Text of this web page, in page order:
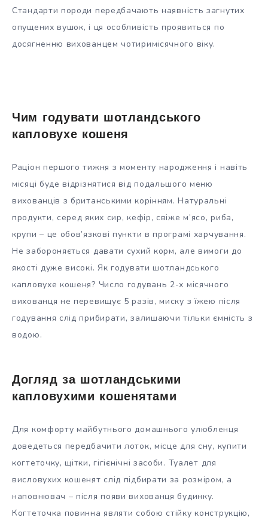
Стандарти породи передбачають наявність загнутих
опущених вушок, і ця особливість проявиться по
досягненню вихованцем чотиримісячного віку.
Чим годувати шотландського
капловухе кошеня
Раціон першого тижня з моменту народження і навіть
місяці буде відрізнятися від подальшого меню
вихованців з британськими корінням. Натуральні
продукти, серед яких сир, кефір, свіже м’ясо, риба,
крупи – це обов’язкові пункти в програмі харчування.
Не забороняється давати сухий корм, але вимоги до
якості дуже високі. Як годувати шотландського
капловухе кошеня? Число годувань 2-х місячного
вихованця не перевищує 5 разів, миску з їжею після
годування слід прибирати, залишаючи тільки ємність з
водою.
Догляд за шотландськими
капловухими кошенятами
Для комфорту майбутнього домашнього улюбленця
доведеться передбачити лоток, місце для сну, купити
когтеточку, щітки, гігієнічні засоби. Туалет для
висловухих кошенят слід підбирати за розміром, а
наповнювач – після появи вихованця будинку.
Когтеточка повинна являти собою стійку конструкцію,